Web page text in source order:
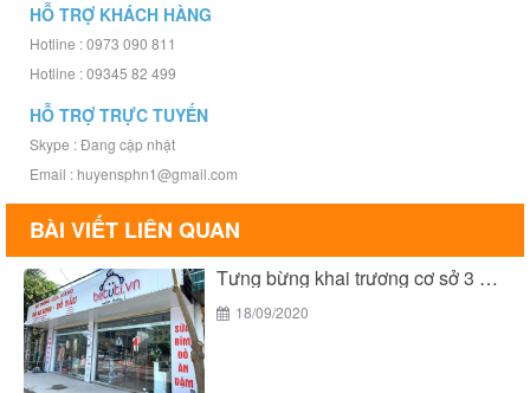
HỖ TRỢ KHÁCH HÀNG
Hotline : 0973 090 811
Hotline : 09345 82 499
HỖ TRỢ TRỰC TUYẾN
Skype : Đang cập nhật
Email : huyensphn1@gmail.com
BÀI VIẾT LIÊN QUAN
Tưng bừng khai trương cơ sở 3 của Bé...
18/09/2020